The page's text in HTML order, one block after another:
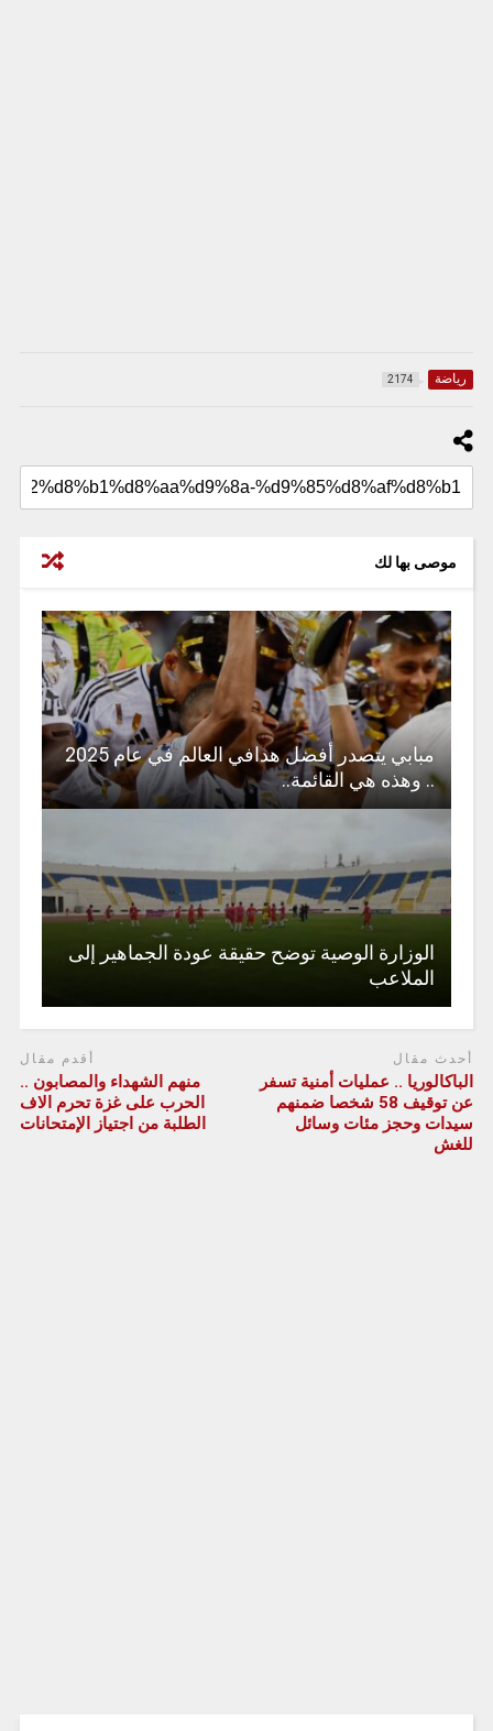
رياضة 2174
موصى بها لك
مبابي يتصدر أفضل هدافي العالم في عام 2025
.. وهذه هي القائمة..
الوزارة الوصية توضح حقيقة عودة الجماهير إلى
الملاعب
أحدث مقال
الباكالوريا .. عمليات أمنية تسفر
عن توقيف 58 شخصا ضمنهم
سيدات وحجز مئات وسائل
للغش
أقدم مقال
منهم الشهداء والمصابون ..
الحرب على غزة تحرم الاف
الطلبة من اجتياز الإمتحانات